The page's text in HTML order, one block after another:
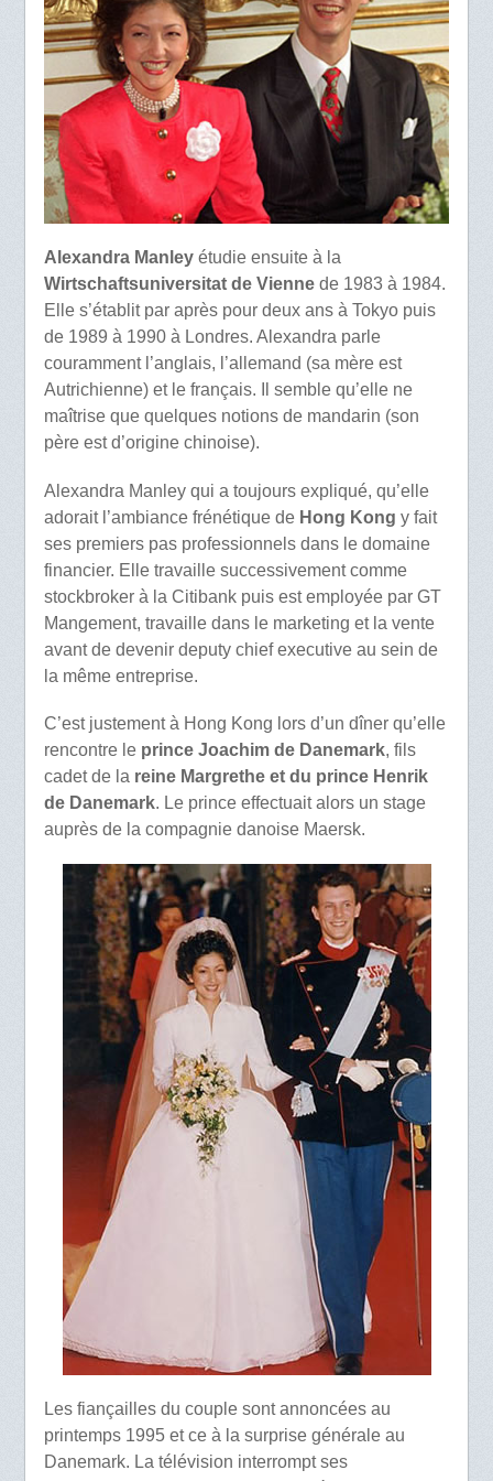
Alexandra Manleyétudie ensuite à la
Wirtschaftsuniversitat de Viennede 1983 à 1984.
Elle s’établit par après pour deux ans à Tokyo puis
de 1989 à 1990 à Londres. Alexandra parle
couramment l’anglais, l’allemand (sa mère est
Autrichienne) et le français. Il semble qu’elle ne
maîtrise que quelques notions de mandarin (son
père est d’origine chinoise).
Alexandra Manley qui a toujours expliqué, qu’elle
adorait l’ambiance frénétique de Hong Kong y fait
ses premiers pas professionnels dans le domaine
financier. Elle travaille successivement comme
stockbroker à la Citibank puis est employée par GT
Mangement, travaille dans le marketing et la vente
avant de devenir deputy chief executive au sein de
la même entreprise.
C’est justement à Hong Kong lors d’un dîner qu’elle
rencontre le prince Joachim de Danemark, fils
cadet de la reine Margrethe et du prince Henrik
de Danemark. Le prince effectuait alors un stage
auprès de la compagnie danoise Maersk.
Les fiançailles du couple sont annoncées au
printemps 1995 et ce à la surprise générale au
Danemark. La télévision interrompt ses